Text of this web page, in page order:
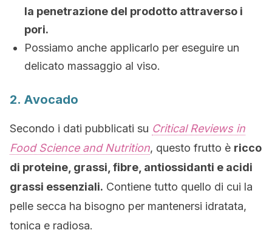
la penetrazione del prodotto attraverso i
pori.
Possiamo anche applicarlo per eseguire un
delicato massaggio al viso.
2. Avocado
Secondo i dati pubblicati su Critical Reviews in
Food Science and Nutrition, questo frutto è ricco
di proteine, grassi, fibre, antiossidanti e acidi
grassi essenziali. Contiene tutto quello di cui la
pelle secca ha bisogno per mantenersi idratata,
tonica e radiosa.